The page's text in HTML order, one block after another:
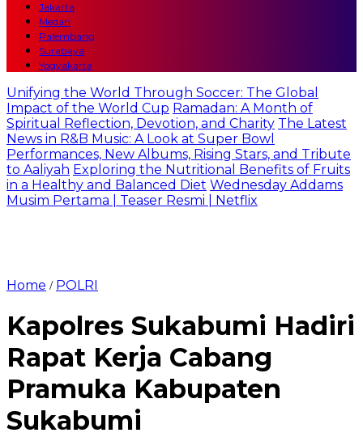
Jakarta
Medan
Palembang
Surabaya
Yogyakarta
Unifying the World Through Soccer: The Global
Impact of the World Cup Ramadan: A Month of
Spiritual Reflection, Devotion, and Charity The Latest
News in R&B Music: A Look at Super Bowl
Performances, New Albums, Rising Stars, and Tribute
to Aaliyah Exploring the Nutritional Benefits of Fruits
in a Healthy and Balanced Diet Wednesday Addams
Musim Pertama | Teaser Resmi | Netflix
Home / POLRI
Kapolres Sukabumi Hadiri
Rapat Kerja Cabang
Pramuka Kabupaten
Sukabumi